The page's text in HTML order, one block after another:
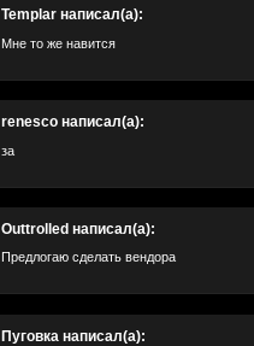
Templar написал(а):
Мне то же навится
renesco написал(а):
за
Outtrolled написал(а):
Предлогаю сделать вендора
Пуговка написал(а):